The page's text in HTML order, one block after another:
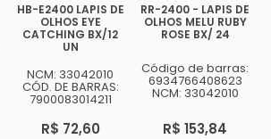
HB-E2400 LAPIS DE
OLHOS EYE
CATCHING BX/12
UN
NCM: 33042010
CÓD. DE BARRAS:
7900083014211
R$ 72,60
RR-2400 - LAPIS DE
OLHOS MELU RUBY
ROSE BX/ 24
Código de barras:
6934766408623
NCM: 33042010
R$ 153,84